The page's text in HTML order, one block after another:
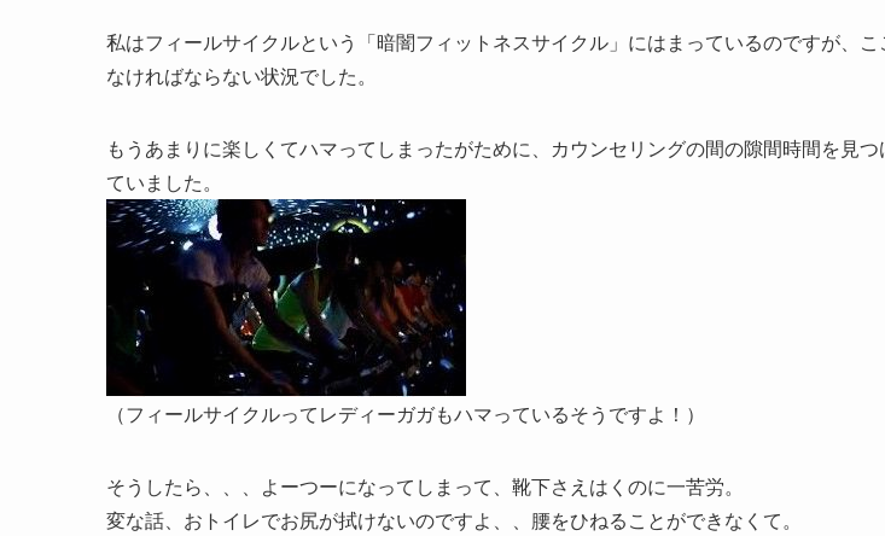
私はフィールサイクルという「暗闇フィットネスサイクル」にはまっているのですが、
なければならない状況でした。
もうあまりに楽しくてハマってしまったがために、カウンセリングの間の隙間時間を見
ていました。
（フィールサイクルってレディーガガもハマっているそうですよ！）
そうしたら、、、よーつーになってしまって、靴下さえはくのに一苦労。
変な話、おトイレでお尻が拭けないのですよ、、腰をひねることができなくて。